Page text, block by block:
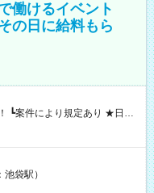
働けるイベント
の日に給料もら
日に現金GET♪ お仕事後はコ
【試用期間】試
袋駅）